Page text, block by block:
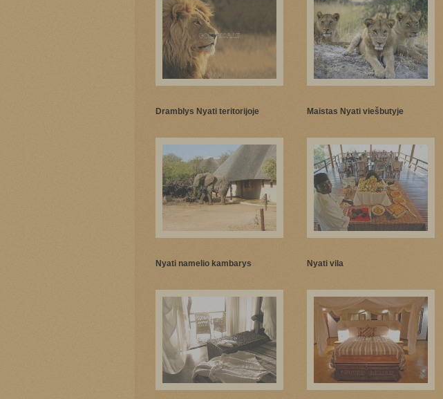
Dramblys Nyati teritorijoje Maistas Nyati viešbutyje
Nyati namelio kambarys Nyati vila